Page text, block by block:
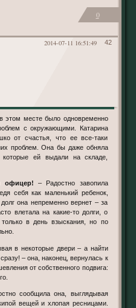
0
42
2014-07-11 16:51:49
с окружающими. Катарина
от счастья, что ее все-таки
проблем. Она бы даже обняла
ей выдали на складе,
офицер! – Радостно завопила
себя как маленький ребенок,
она непременно вернет – за
влетала на какие-то долги, о
в день взыскания, но по
– она, наконец, вернулась к
от собственного подвига:
сообщила она, выглядывая
вещей и хлопая ресницами.